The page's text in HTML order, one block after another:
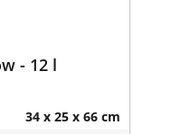
- 12 l
34 x 25 x 66 cm